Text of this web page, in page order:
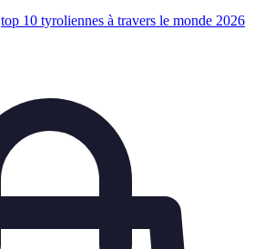
top 10 tyroliennes à travers le monde 2026